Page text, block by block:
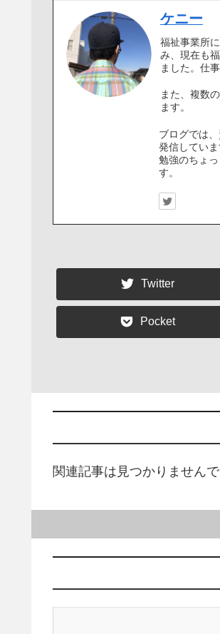
ケニー
福祉事業所
み、現在も
ました。仕
また、複数
ます。
ブログでは
発信していま
勉強のちょ
す。
Twitter
Pocket
関連記事は見つかりませんで